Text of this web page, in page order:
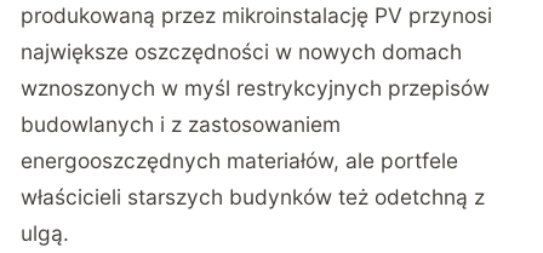
produkowaną przez mikroinstalację PV przynosi
największe oszczędności w nowych domach
wznoszonych w myśl restrykcyjnych przepisów
budowlanych i z zastosowaniem
energooszczędnych materiałów, ale portfele
właścicieli starszych budynków też odetchną z
ulgą.